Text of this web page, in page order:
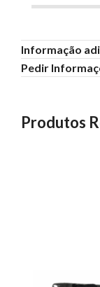
Informação
Pedir
Produtos